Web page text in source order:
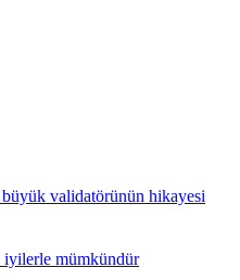
validatörünün hikayesi
iyilerle mümkündür